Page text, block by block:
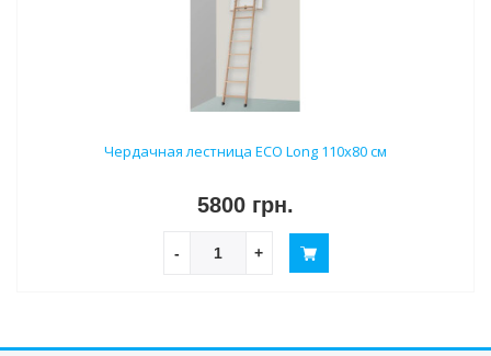
Чердачная лестница ECO Long 110х80 см
5800 грн.
- +